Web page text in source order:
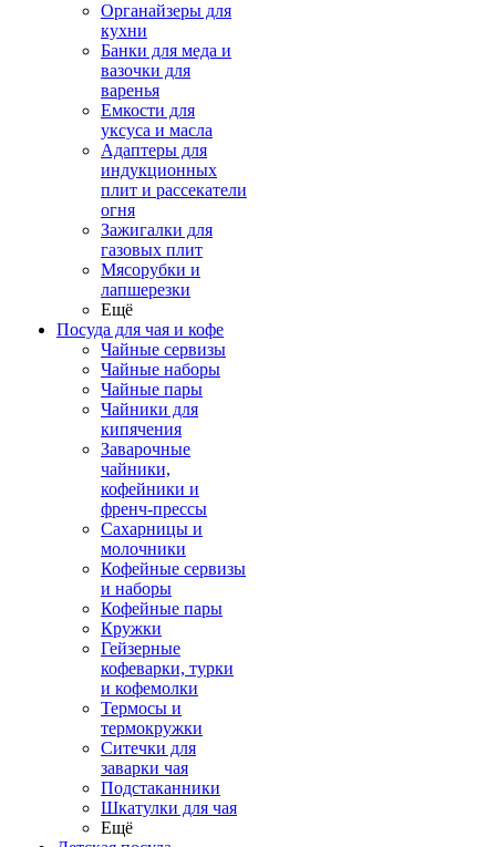
Органайзеры для
кухни
Банки для меда и
вазочки для
варенья
Емкости для
уксуса и масла
Адаптеры для
индукционных
плит и рассекатели
огня
Зажигалки для
газовых плит
Мясорубки и
лапшерезки
Ещё
Посуда для чая и кофе
Чайные сервизы
Чайные наборы
Чайные пары
Чайники для
кипячения
Заварочные
чайники,
кофейники и
френч-прессы
Сахарницы и
молочники
Кофейные сервизы
и наборы
Кофейные пары
Кружки
Гейзерные
кофеварки, турки
и кофемолки
Термосы и
термокружки
Ситечки для
заварки чая
Подстаканники
Шкатулки для чая
Ещё